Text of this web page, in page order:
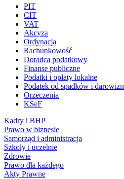
PIT
CIT
VAT
Akcyza
Ordynacja
Rachunkowość
Doradca podatkowy
Finanse publiczne
Podatki i opłaty lokalne
Podatek od spadków i darowizn
Orzeczenia
KSeF
Kadry i BHP
Prawo w biznesie
Samorząd i administracja
Szkoły i uczelnie
Zdrowie
Prawo dla każdego
Akty Prawne